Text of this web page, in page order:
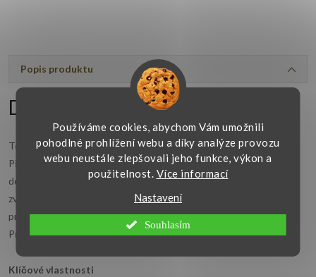
Používáme cookies, abychom Vám umožnili
pohodlné prohlížení webu a díky analýze provozu
webu neustále zlepšovali jeho funkce, výkon a
použitelnost. Více informací
Nastavení
Souhlasím
Popis produktu
Detailní popis produktu
Tento dámskýzlatý prstenje vyrobený ze žlutého zlata 585/1000.
Přední část prstenu zdobí tři bílé zirkony a jemné prořezávané
detaily po stranách. Šířka prstenu je 6,5 mm. Lesklé provedení
zvýrazňuje hladký povrch zlata i osazení kamenů. Prsten je vhodný
pro běžné nošení i jako dárek k narozeninám, svátku nebo výročí.
Prsten je vyroben v naší zlatnické dílně.
Klíčové vlastnosti